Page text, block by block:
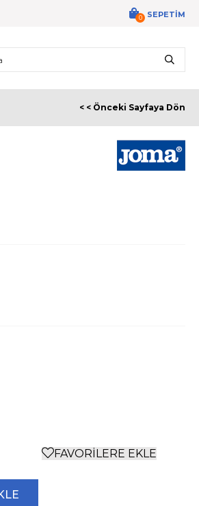
SEPETIM
0
< < Önceki Sayfaya Dön
FAVORILERE EKLE